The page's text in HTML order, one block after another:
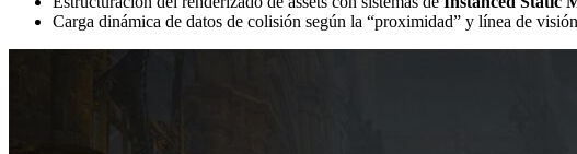
Carga dinámica de datos de colisión según la “proximidad” y línea de